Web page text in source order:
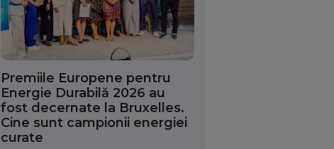
Premiile Europene pentru
Energie Durabilă 2026 au
fost decernate la Bruxelles.
Cine sunt campionii energiei
curate